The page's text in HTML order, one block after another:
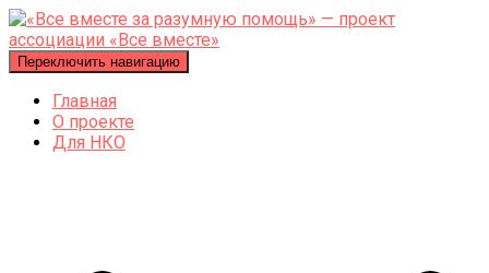
Переключить навигацию
Главная
О проекте
Для НКО